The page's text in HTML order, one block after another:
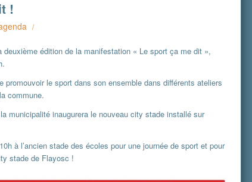
!
/
édition de la manifestation « Le sport ça me dit »,
promouvoir le sport dans son ensemble dans différents ateliers
commune.
municipalité inaugurera le nouveau city stade installé sur
à l’ancien stade des écoles pour une journée de sport et pour
stade de Flayosc !